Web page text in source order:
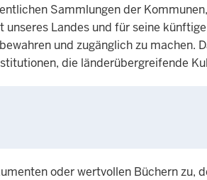
Sammlungen der
Landes und für seine
und zugänglich zu machen.
die länderübergreifende
oder wertvollen Büchern zu,